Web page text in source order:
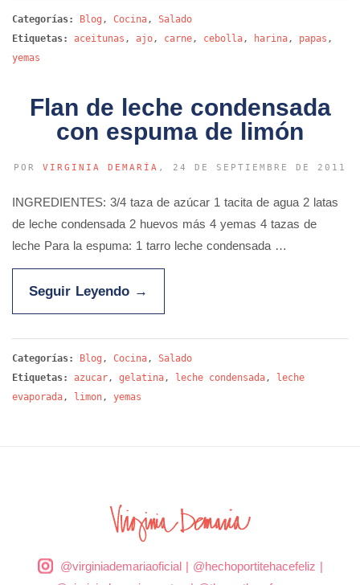
Categorías: Blog , Cocina , Salado
Etiquetas:
aceitunas , ajo , carne , cebolla , harina , papas ,
yemas
Flan de leche condensada
con espuma de limón
POR VIRGINIA DEMARÍA , 24 DE SEPTIEMBRE DE 2011
INGREDIENTES: 3/4 taza de azúcar 1 tacita de agua 2 latas
de leche condensada 2 huevos más 4 yemas 4 tazas de
leche Para la espuma: 1 tarro leche condensada …
Seguir Leyendo →
Categorías: Blog , Cocina , Salado
Etiquetas:
azucar , gelatina , leche condensada , leche
evaporada , limon , yemas
@virginiademariaoficial| @hechoportitehacefeliz |